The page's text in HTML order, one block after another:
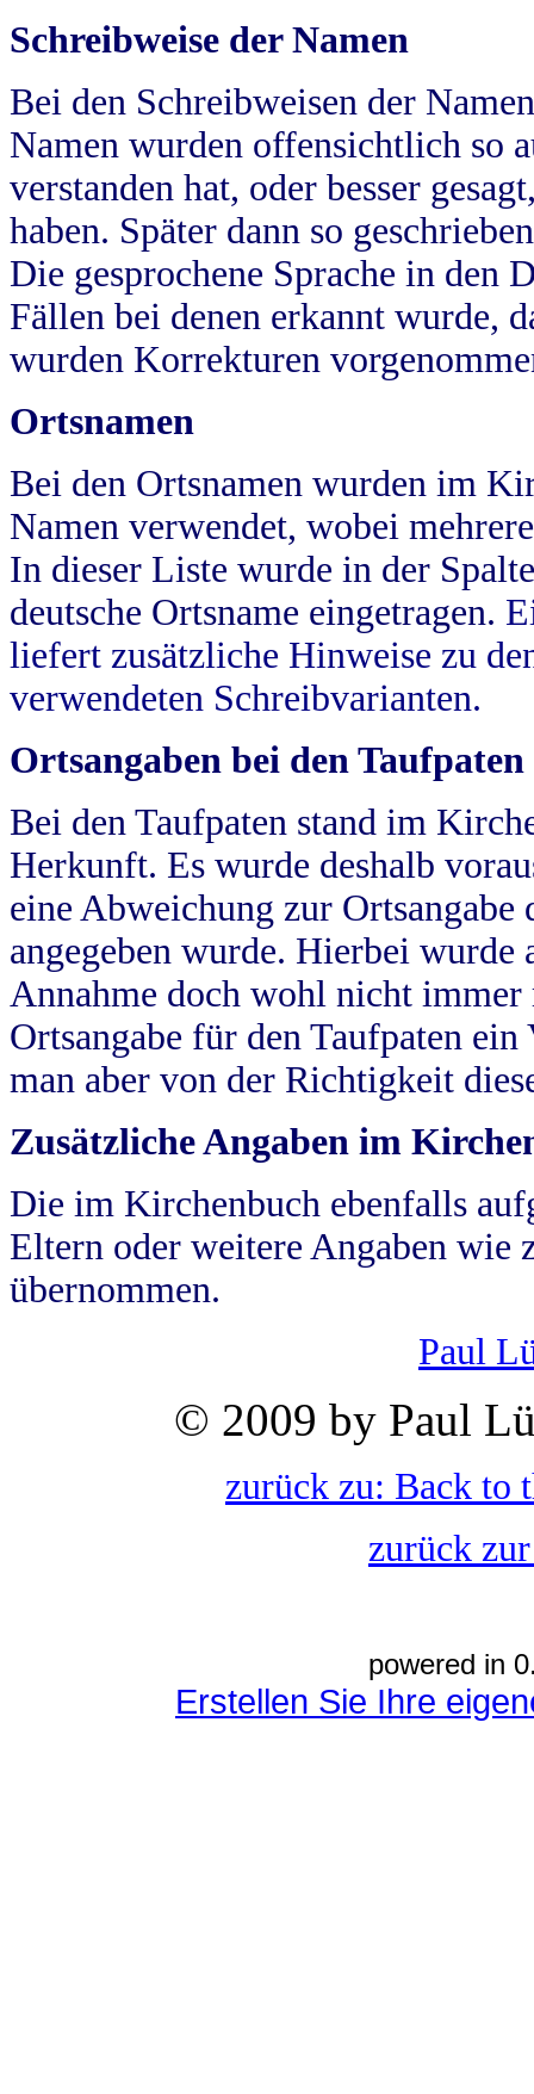
Schreibweise der Namen
Bei den Schreibweisen der
Namen wurden offensichtlich so
verstanden hat, oder besser
haben. Später dann so
Die gesprochene Sprache in
Fällen bei denen erkannt wurde,
wurden Korrekturen
Ortsnamen
Bei den Ortsnamen wurden im
Namen verwendet, wobei
In dieser Liste wurde in der
deutsche Ortsname eingetragen.
liefert zusätzliche Hinweise zu
verwendeten Schreibvarianten.
Ortsangaben bei den Taufpaten
Bei den Taufpaten stand im
Herkunft. Es wurde deshalb
eine Abweichung zur
angegeben wurde. Hierbei wurde
Annahme doch wohl nicht
Ortsangabe für den Taufpaten
man aber von der Richtigkeit
Zusätzliche Angaben im
Die im Kirchenbuch ebenfalls
Eltern oder weitere Angaben wie
übernommen.
Paul
© 2009 by Paul
zurück zu: Back to
zurück
powered in
Erstellen Sie Ihre